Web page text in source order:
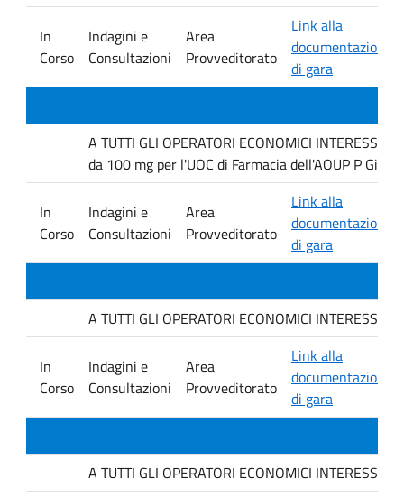
In
Corso
Indagini e
Consultazioni
Area
Provveditorato
Link alla
documentazione
di gara
A TUTTI GLI OPERATORI ECONOMICI
da 100 mg per l'UOC di Farmacia dell'AOUP P
In
Corso
Indagini e
Consultazioni
Area
Provveditorato
Link alla
documentazione
di gara
A TUTTI GLI OPERATORI ECONOMICI
In
Corso
Indagini e
Consultazioni
Area
Provveditorato
Link alla
documentazione
di gara
A TUTTI GLI OPERATORI ECONOMICI